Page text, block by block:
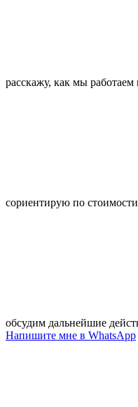
расскажу, как мы
сориентирую по
обсудим дальнейшие
Напишите мне в WhatsApp